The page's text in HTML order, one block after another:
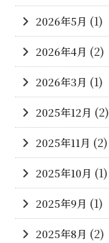
2026年5月 (1)
2026年4月 (2)
2026年3月 (1)
2025年12月 (2)
2025年11月 (2)
2025年10月 (1)
2025年9月 (1)
2025年8月 (2)